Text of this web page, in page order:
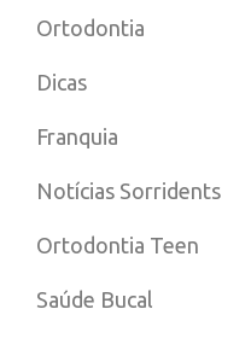
Ortodontia
Dicas
Franquia
Notícias Sorridents
Ortodontia Teen
Saúde Bucal